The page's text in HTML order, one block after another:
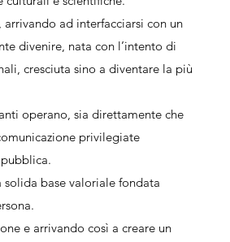
ad interfacciarsi con un
divenire, nata con l’intento di
cresciuta sino a diventare la più
operano, sia direttamente che
privilegiate
base valoriale fondata
e arrivando così a creare un